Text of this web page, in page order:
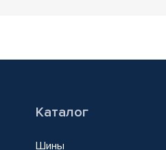
Каталог
Шины